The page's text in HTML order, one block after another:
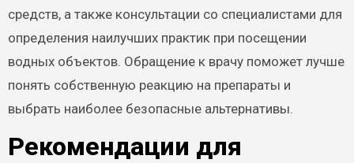
средств, а также консультации со специалистами для
определения наилучших практик при посещении
водных объектов. Обращение к врачу поможет лучше
понять собственную реакцию на препараты и
выбрать наиболее безопасные альтернативы.
Рекомендации для